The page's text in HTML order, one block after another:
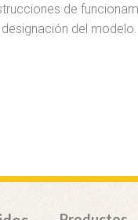
de
del modelo.